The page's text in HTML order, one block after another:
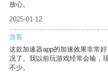
放心。
2025-01-12
游客
这款加速器app的加速效果非常
况了。我以前玩游戏经常会输，
不少。